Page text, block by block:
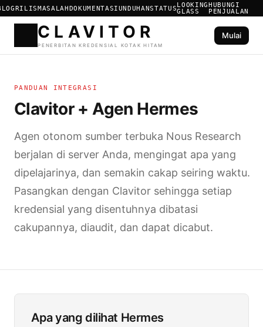
RILISMASALAHDOKUMENTASIUNDUHANSTATUSLOOKING
GLASS
HUBUNGI
PENJUALAN
PENERBITAN KREDENSIAL
Mulai
PANDUAN INTEGRASI
Clavitor + Agen Hermes
Agen otonom sumber terbuka Nous Research
berjalan di server Anda, mengingat apa yang
dipelajarinya, dan semakin cakap seiring waktu.
Pasangkan dengan Clavitor sehingga setiap
kredensial yang disentuhnya dibatasi
cakupannya, diaudit, dan dapat dicabut.
Apa yang dilihat Hermes